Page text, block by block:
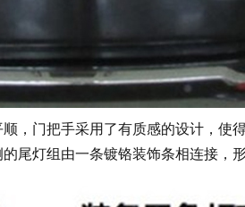
门把手采用了有质感的设计，使
尾灯组由一条镀铬装饰条相连接，